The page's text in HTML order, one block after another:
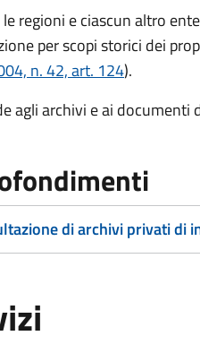
regioni e ciascun altro
per scopi storici dei
n. 42, art. 124).
agli archivi e ai
di archivi privati di